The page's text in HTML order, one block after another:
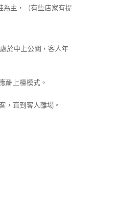
主，（有些店家有提
於中上公關，客人年
酬上檯模式。
，直到客人離場。